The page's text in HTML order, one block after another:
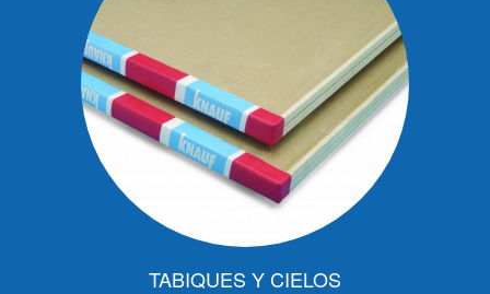
TABIQUES Y CIELOS